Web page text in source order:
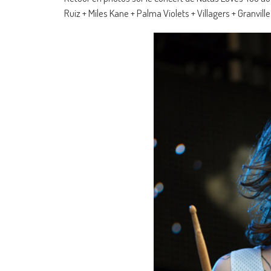
Ruiz + Miles Kane + Palma Violets + Villagers +